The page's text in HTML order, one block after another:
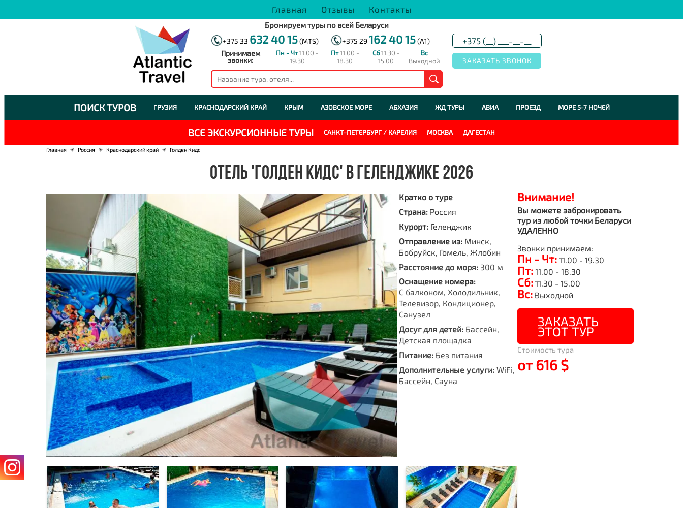
Главная Отзывы Контакты
Бронируем туры по всей Беларуси
+375 33 632 40 15(MTS) +375 29 162 40 15(A1)
Принимаем
звонки:
Пн - Чт11.00 -
19.30
Пт11.00 -
18.30
Сб11.30 -
15.00
Вс
Выходной
ПОИСК ТУРОВ ГРУЗИЯ КРАСНОДАРСКИЙ КРАЙ КРЫМ АЗОВСКОЕ МОРЕ АБХАЗИЯ ЖД ТУРЫ АВИА ПРОЕЗД МОРЕ 5-7 НОЧЕЙ
ВСЕ ЭКСКУРСИОННЫЕ ТУРЫ САНКТ-ПЕТЕРБУРГ / КАРЕЛИЯ МОСКВА ДАГЕСТАН
Главная ☀ Россия ☀ Краснодарский край ☀ Голден Кидс
ОТЕЛЬ 'ГОЛДЕН КИДС' В ГЕЛЕНДЖИКЕ 2026
Кратко о туре
Страна: Россия
Курорт: Геленджик
Отправление из: Минск,
Бобруйск, Гомель, Жлобин
Расстояние до моря:300 м
Оснащение номера:
С балконом, Холодильник,
Телевизор, Кондиционер,
Санузел
Досуг для детей:Бассейн,
Детская площадка
Питание:Без питания
Дополнительные услуги:WiFi,
Бассейн, Сауна
Внимание!
Вы можете забронировать
тур из любой точки Беларуси
УДАЛЕННО
Звонки принимаем:
Пн - Чт:11.00 - 19.30
Пт:11.00 - 18.30
Сб:11.30 - 15.00
Вс:Выходной
ЗАКАЗАТЬ
ЭТОТ ТУР
Стоимость тура
от 616 $